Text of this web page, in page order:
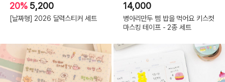
20% 5,200
[날짜형] 2026 달력스티커 세트
14,000
병아리만두 삠 밥을 먹어요 키스컷
마스킹 테이프 - 2종 세트